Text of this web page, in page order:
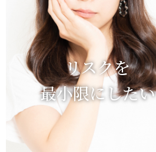
リスクを
最小限にしたい